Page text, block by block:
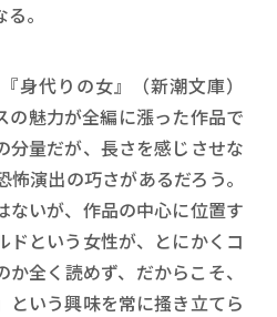
。
身代りの女』（新潮文庫）
の魅力が全編に漲った作品で
分量だが、長さを感じさせな
演出の巧さがあるだろう。
ないが、作品の中心に位置す
ドという女性が、とにかくコ
全く読めず、だからこそ、
という興味を常に搔き立てら